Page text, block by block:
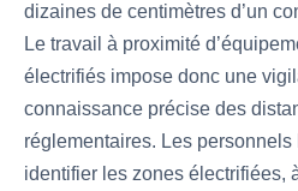
dizaines de centimètres d’un
Le travail à proximité
électrifiés impose donc une
connaissance précise des
réglementaires. Les
identifier les zones électrifiées,